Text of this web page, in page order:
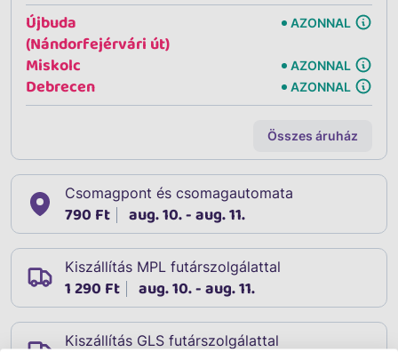
Újbuda
(Nándorfejérvári út)
AZONNAL
Miskolc AZONNAL
Debrecen AZONNAL
Összes áruház
Csomagpont és csomagautomata
790 Ft aug. 10. - aug. 11.
Kiszállítás MPL futárszolgálattal
1 290 Ft aug. 10. - aug. 11.
Kiszállítás GLS futárszolgálattal